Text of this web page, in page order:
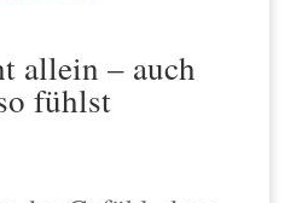
allein – auch
fühlst